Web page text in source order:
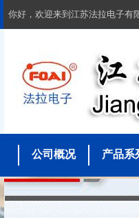
你好，欢迎来到江苏法拉电子有
公司概况 产品系